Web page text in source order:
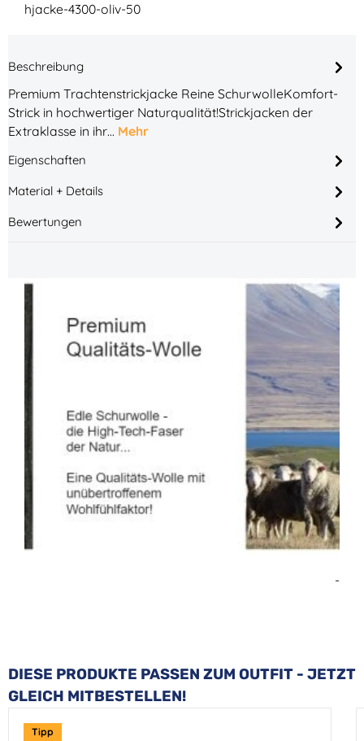
hjacke-4300-oliv-50
Beschreibung
Premium Trachtenstrickjacke Reine SchurwolleKomfort-
Strick in hochwertiger Naturqualität!Strickjacken der
Extraklasse in ihr… Mehr
Eigenschaften
Material + Details
Bewertungen
-
Produktgalerie überspringen
DIESE PRODUKTE PASSEN ZUM OUTFIT - JETZT
GLEICH MITBESTELLEN!
Tipp